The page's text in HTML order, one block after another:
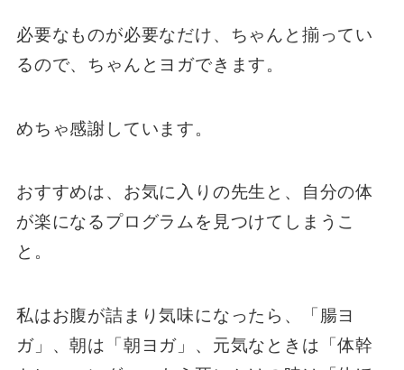
必要なものが必要なだけ、ちゃんと揃ってい
るので、ちゃんとヨガできます。
めちゃ感謝しています。
おすすめは、お気に入りの先生と、自分の体
が楽になるプログラムを見つけてしまうこ
と。
私はお腹が詰まり気味になったら、「腸ヨ
ガ」、朝は「朝ヨガ」、元気なときは「体幹